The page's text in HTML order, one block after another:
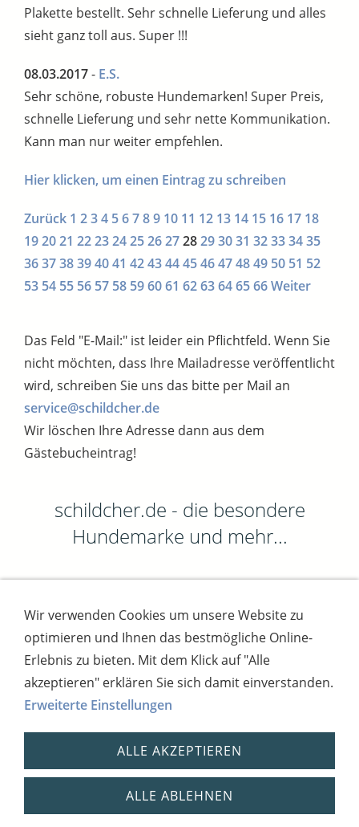
Plakette bestellt. Sehr schnelle Lieferung und alles
sieht ganz toll aus. Super !!!
08.03.2017- E.S.
Sehr schöne, robuste Hundemarken! Super Preis,
schnelle Lieferung und sehr nette Kommunikation.
Kann man nur weiter empfehlen.
Hier klicken, um einen Eintrag zu schreiben
Zurück 1 234 56789 10 11 12 13 14 15 16 17 18
192021 22232425262728293031 32333435
363738394041 4243444546474849 50 51 52
53 54 55 56 57 58 596061 6263646566Weiter
Das Feld "E-Mail:" ist leider ein Pflichtfeld. Wenn Sie
nicht möchten, dass Ihre Mailadresse veröffentlicht
wird, schreiben Sie uns das bitte per Mail an
service@schildcher.de
Wir löschen Ihre Adresse dann aus dem
Gästebucheintrag!
schildcher.de - die besondere
Hundemarke und mehr...
Impressum AGB
Widerrufsbutton
Widerrufsrecht
Online-Streitschlichtung
Datenschutz
Versand
Bezahlsysteme
Kontakt
Disclaimer Versandtage Cookies
Bankverbindung: Consorsbank, Kt-Inhaber:
Dietmar Fuchs
IBAN: DE27 7012 0400 7111 5910 17 / BIC:
CSDBDE71
Steuernummer: 2181931254,
USt.-IdNr.: DE 269148408
Wir verwenden Cookies um unsere Website zu
optimieren und Ihnen das bestmögliche Online-
Erlebnis zu bieten. Mit dem Klick auf "Alle
akzeptieren" erklären Sie sich damit einverstanden.
Erweiterte Einstellungen
ALLE AKZEPTIEREN
ALLE ABLEHNEN